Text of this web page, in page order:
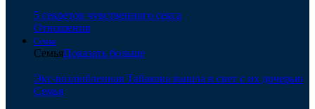
5 секретов чувственного секса
Отношения
Семья
СемьяПоказать больше
Экс-возлюбленная Табакова вышла в свет с их дочерью
Семья